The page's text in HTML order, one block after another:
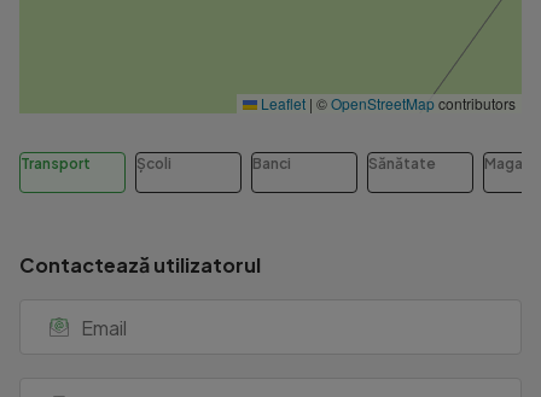
Leaflet | ©OpenStreetMapcontributors
Transport Școli Banci Sănătate
Contactează utilizatorul